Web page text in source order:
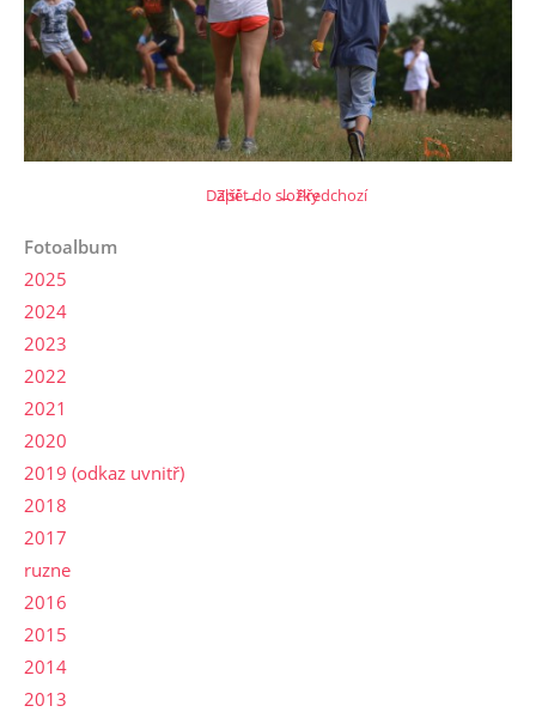
← Předchozí
Další →
Zpět do složky
Fotoalbum
2025
2024
2023
2022
2021
2020
2019 (odkaz uvnitř)
2018
2017
ruzne
2016
2015
2014
2013